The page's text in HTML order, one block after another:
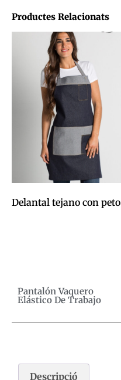
Productes Relacionats
Delantal tejano con peto
Pantalón Vaquero
Elástico De Trabajo
Descripció